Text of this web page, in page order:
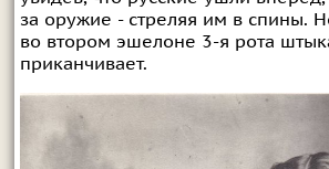
за оружие - стреляя им в спины.
во втором эшелоне 3-я рота
приканчивает.